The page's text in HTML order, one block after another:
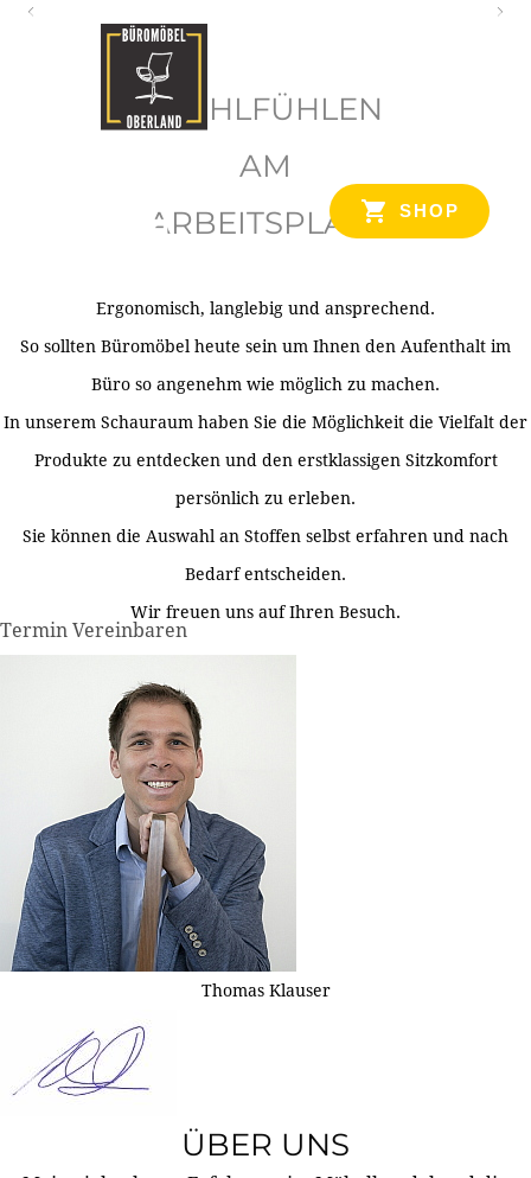
SHOP
WOHLFÜHLEN
AM
ARBEITSPLATZ
Ergonomisch, langlebig und ansprechend.
So sollten Büromöbel heute sein um Ihnen den Aufenthalt im
Büro so angenehm wie möglich zu machen.
In unserem Schauraum haben Sie die Möglichkeit die Vielfalt der
Produkte zu entdecken und den erstklassigen Sitzkomfort
persönlich zu erleben.
Sie können die Auswahl an Stoffen selbst erfahren und nach
Bedarf entscheiden.
Wir freuen uns auf Ihren Besuch.
Termin Vereinbaren
Thomas Klauser
ÜBER UNS